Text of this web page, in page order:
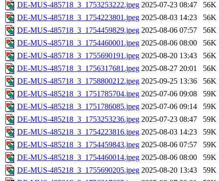
DE-MUS-485718_3_1753253222.jpeg 2025-07-23 08:47
56K
DE-MUS-485718_3_1754223801.jpeg 2025-08-03 14:23
56K
DE-MUS-485718_3_1754459829.jpeg 2025-08-06 07:57
56K
DE-MUS-485718_3_1754460001.jpeg 2025-08-06 08:00
56K
DE-MUS-485718_3_1755690191.jpeg 2025-08-20 13:43
56K
DE-MUS-485718_3_1756317681.jpeg 2025-08-27 20:01
56K
DE-MUS-485718_3_1758800212.jpeg 2025-09-25 13:36
56K
DE-MUS-485218_3_1751785704.jpeg 2025-07-06 09:08
59K
DE-MUS-485218_3_1751786085.jpeg 2025-07-06 09:14
59K
DE-MUS-485218_3_1753253236.jpeg 2025-07-23 08:47
59K
DE-MUS-485218_3_1754223816.jpeg 2025-08-03 14:23
59K
DE-MUS-485218_3_1754459843.jpeg 2025-08-06 07:57
59K
DE-MUS-485218_3_1754460014.jpeg 2025-08-06 08:00
59K
DE-MUS-485218_3_1755690205.jpeg 2025-08-20 13:43
59K